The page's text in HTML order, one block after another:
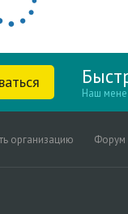
Наш
организацию Форум